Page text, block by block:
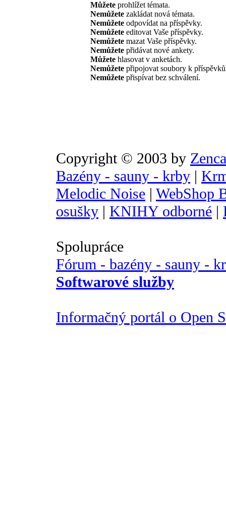
Můžete prohlížet témata.
Nemůžete zakládat nová témata.
Nemůžete odpovídat na příspěvky.
Nemůžete editovat Vaše příspěvky.
Nemůžete mazat Vaše příspěvky.
Nemůžete přidávat nové ankety.
Můžete hlasovat v anketách.
Nemůžete připojovat soubory k
Nemůžete přispívat bez schválení.
Copyright © 2003 by
Bazény - sauny - krby |
Melodic Noise | WebShop
osušky | KNIHY odborné |
Spolupráce
Fórum - bazény - sauny -
Softwarové služby
Informačný portál o Open